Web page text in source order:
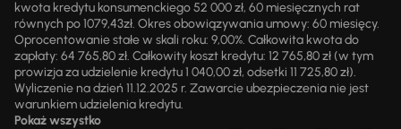
kwota kredytu konsumenckiego 52 000 zł, 60 miesięcznych rat
równych po 1079,43zł. Okres obowiązywania umowy: 60 miesięcy.
Oprocentowanie stałe w skali roku: 9,00%. Całkowita kwota do
zapłaty: 64 765,80 zł. Całkowity koszt kredytu: 12 765,80 zł (w tym
prowizja za udzielenie kredytu 1 040,00 zł, odsetki 11 725,80 zł).
Wyliczenie na dzień 11.12.2025 r. Zawarcie ubezpieczenia nie jest
warunkiem udzielenia kredytu.
Pokaż wszystko